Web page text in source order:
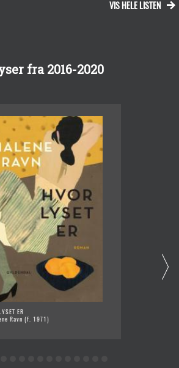
VIS HELE LISTEN
fra 2016-2020
ER
Ravn (f. 1971)